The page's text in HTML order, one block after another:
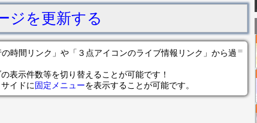
ジを更新する
＝
時間リンク」や「３点アイコンのライブ情報リンク」から過
表示件数等を切り替えることが可能です！
イドに固定メニューを表示することが可能です。